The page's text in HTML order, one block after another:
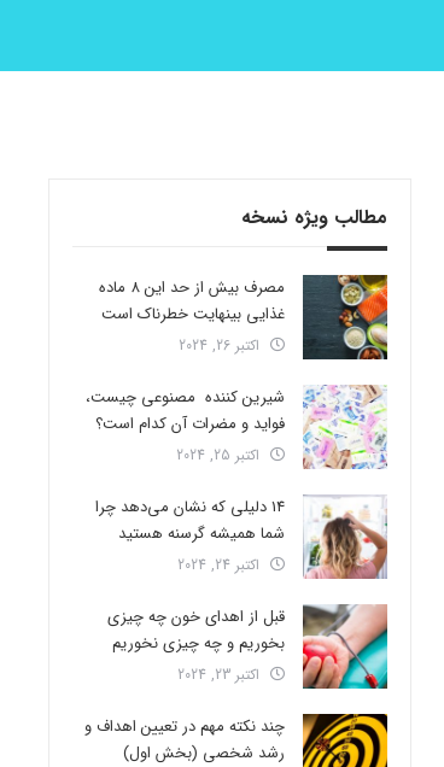
مطالب ویژه نسخه
مصرف بیش از حد این 8 ماده
غذایی بینهایت خطرناک است
اکتبر 26, 2024
شیرین کننده مصنوعی چیست،
فواید و مضرات آن کدام است؟
اکتبر 25, 2024
14 دلیلی که نشان می‌دهد چرا
شما همیشه گرسنه هستید
اکتبر 24, 2024
قبل از اهدای خون چه چیزی
بخوریم و چه چیزی نخوریم
اکتبر 23, 2024
چند نکته مهم در تعیین اهداف و
رشد شخصی (بخش اول)